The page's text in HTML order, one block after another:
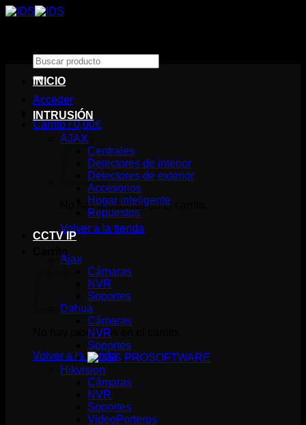
Saltar
Buscar
por:
Acceder
Carrito /0,00€
No hay productos en el carrito.
Volver a la tienda
No hay productos en el carrito.
Volver a la tienda
INICIO
INTRUSIÓN
AJAX
Centrales
Detectores de interior
Detectores de exterior
Accesorios
Hogar inteligente
Repuestos
CCTV IP
Ajax
Cámaras
NVR
Soportes
Dahua
Cámaras
NVR
Soportes
SOFTWARE
Hikvision
Cámaras
NVR
Soportes
VideoPorteros